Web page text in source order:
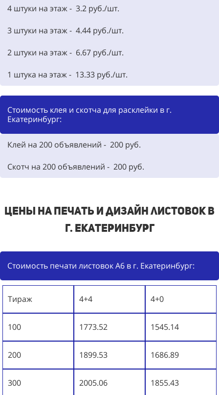
4 штуки на этаж - 3.2 руб./шт.
3 штуки на этаж - 4.44 руб./шт.
2 штуки на этаж - 6.67 руб./шт.
1 штука на этаж - 13.33 руб./шт.
Стоимость клея и скотча для расклейки в г.
Екатеринбург:
Клей на 200 объявлений - 200 руб.
Скотч на 200 объявлений - 200 руб.
Цены на печать и дизайн листовок в
г. Екатеринбург
Стоимость печати листовок А6 в г. Екатеринбург:
Тираж 4+4 4+0
100 1773.52 1545.14
200 1899.53 1686.89
300 2005.06 1855.43